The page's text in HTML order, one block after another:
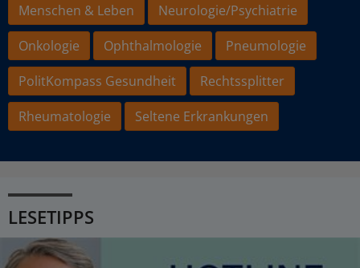
Menschen & Leben
Neurologie/Psychiatrie
Onkologie
Ophthalmologie
Pneumologie
PolitKompass Gesundheit
Rechtssplitter
Rheumatologie
Seltene Erkrankungen
LESETIPPS